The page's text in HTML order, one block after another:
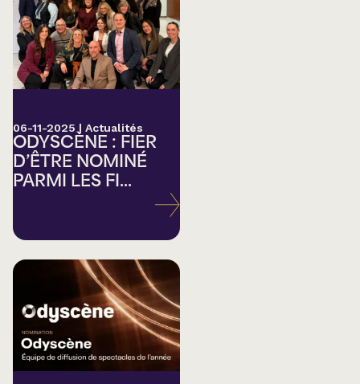
06-11-2025 | Actualités
ODYSCÈNE : FIER
D’ÊTRE NOMINÉ
PARMI LES FI...